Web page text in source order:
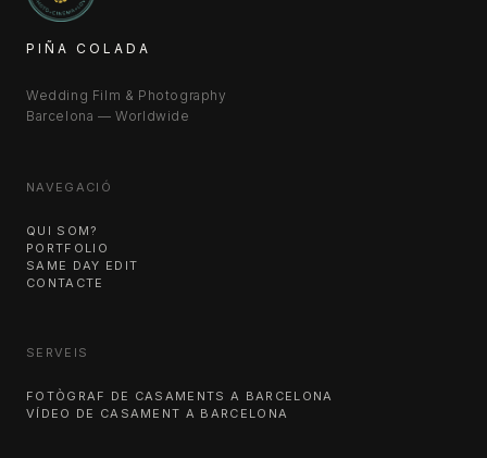
PIÑA COLADA
Wedding Film & Photography
Barcelona — Worldwide
NAVEGACIÓ
QUI SOM?
PORTFOLIO
SAME DAY EDIT
CONTACTE
SERVEIS
FOTÒGRAF DE CASAMENTS A BARCELONA
VÍDEO DE CASAMENT A BARCELONA